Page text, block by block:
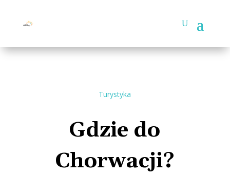
Turystyka
Gdzie do
Chorwacji?